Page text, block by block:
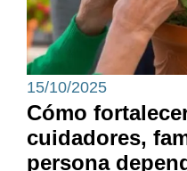
15/10/2025
Cómo
cuidadores,
persona